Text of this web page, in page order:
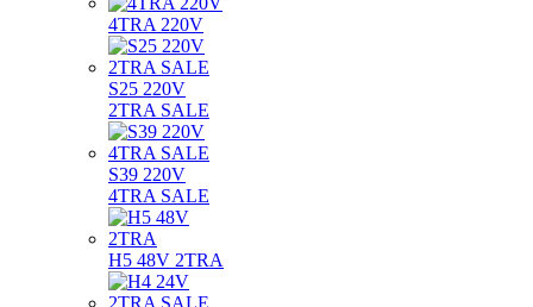
4TRA 220V
S25 220V
2TRA SALE
S39 220V
4TRA SALE
H5 48V 2TRA